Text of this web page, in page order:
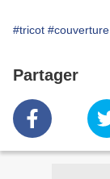
#tricot #couverture
Partager